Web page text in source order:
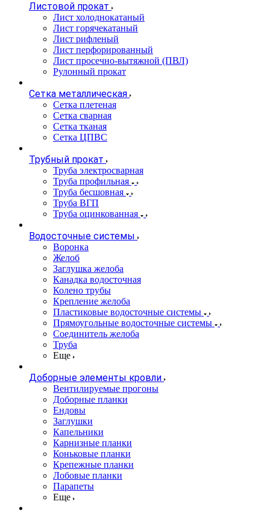
Листовой прокат
Лист холоднокатаный
Лист горячекатаный
Лист рифленый
Лист перфорированный
Лист просечно-вытяжной (ПВЛ)
Рулонный прокат
Сетка металлическая
Сетка плетеная
Сетка сварная
Сетка тканая
Сетка ЦПВС
Трубный прокат
Труба электросварная
Труба профильная
Труба бесшовная
Труба ВГП
Труба оцинкованная
Водосточные системы
Воронка
Желоб
Заглушка желоба
Канадка водосточная
Колено трубы
Крепление желоба
Пластиковые водосточные системы
Прямоугольные водосточные системы
Соединитель желоба
Труба
Еще
Доборные элементы кровли
Вентилируемые прогоны
Доборные планки
Ендовы
Заглушки
Капельники
Карнизные планки
Коньковые планки
Крепежные планки
Лобовые планки
Парапеты
Еще